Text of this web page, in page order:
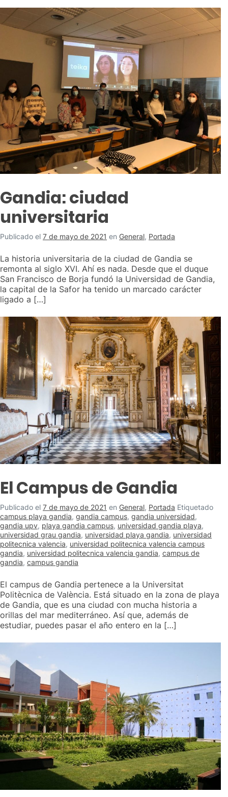
Gandia: ciudad
universitaria
Publicado el 7 de mayo de 2021 en General, Portada
La historia universitaria de la ciudad de Gandia se
remonta al siglo XVI. Ahí es nada. Desde que el duque
San Francisco de Borja fundó la Universidad de Gandia,
la capital de la Safor ha tenido un marcado carácter
ligado a […]
El Campus de Gandia
Publicado el 7 de mayo de 2021 en General, Portada Etiquetado
campus playa gandia, gandia campus, gandia universidad,
gandia upv, playa gandia campus, universidad gandia playa,
universidad grau gandia, universidad playa gandia, universidad
politecnica valencia, universidad politecnica valencia campus
gandia, universidad politecnica valencia gandia, campus de
gandia, campus gandia
El campus de Gandia pertenece a la Universitat
Politècnica de València. Está situado en la zona de playa
de Gandia, que es una ciudad con mucha historia a
orillas del mar mediterráneo. Así que, además de
estudiar, puedes pasar el año entero en la […]